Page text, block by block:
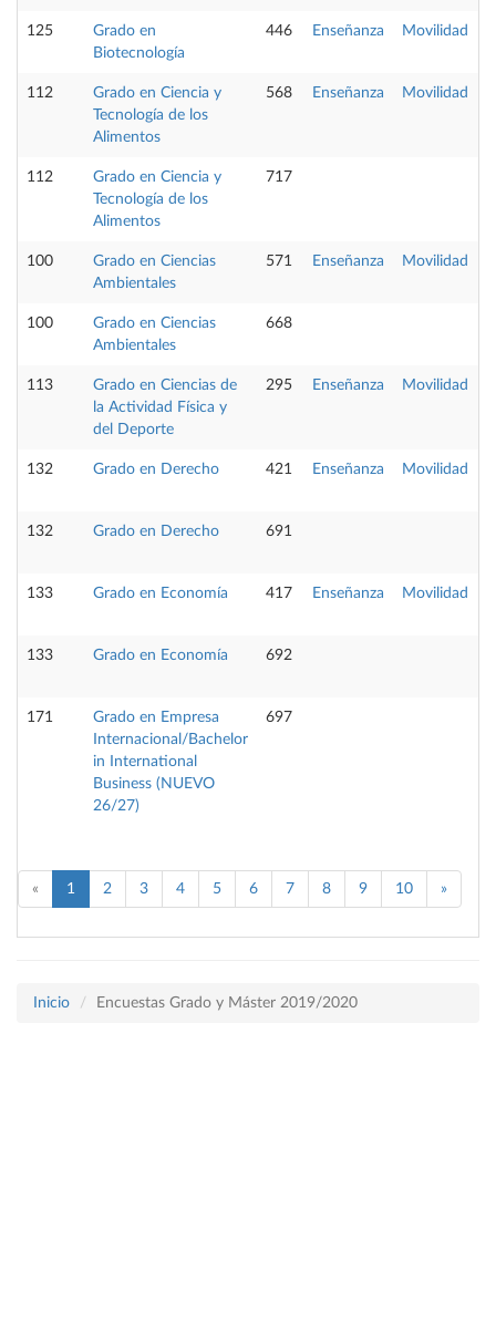
125
Grado en
Biotecnología
446 Enseñanza Movilidad
112
Grado en Ciencia y
Tecnología de los
Alimentos
568 Enseñanza Movilidad
112
Grado en Ciencia y
Tecnología de los
Alimentos
717
100
Grado en Ciencias
Ambientales
571 Enseñanza Movilidad
100
Grado en Ciencias
Ambientales
668
113
Grado en Ciencias de
la Actividad Física y
del Deporte
295 Enseñanza Movilidad
132 Grado en Derecho 421 Enseñanza Movilidad
132 Grado en Derecho 691
133 Grado en Economía 417 Enseñanza Movilidad
133 Grado en Economía 692
171
Grado en Empresa
Internacional/Bachelor
in International
Business (NUEVO
26/27)
697
« 1 2 3 4 5 6 7 8 9 10 »
Inicio Encuestas Grado y Máster 2019/2020